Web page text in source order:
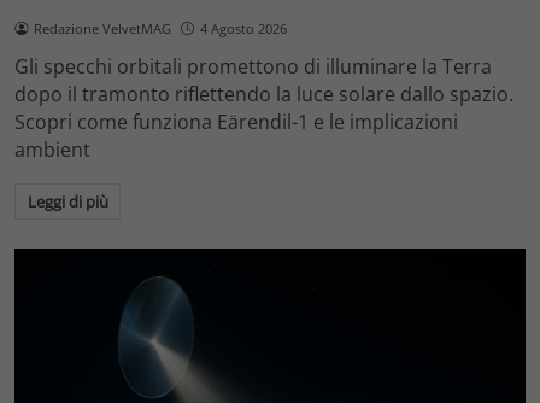
Redazione VelvetMAG 4 Agosto 2026
Gli specchi orbitali promettono di illuminare la Terra
dopo il tramonto riflettendo la luce solare dallo spazio.
Scopri come funziona Eärendil-1 e le implicazioni
ambient
Leggi di più